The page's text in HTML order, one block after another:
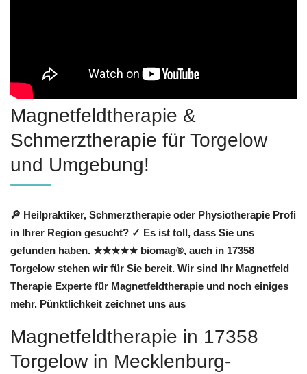
Magnetfeldtherapie &
Schmerztherapie für Torgelow
und Umgebung!
🔎 Heilpraktiker, Schmerztherapie oder Physiotherapie Profi
in Ihrer Region gesucht? ✓ Es ist toll, dass Sie uns
gefunden haben. ★★★★★ biomag®, auch in 17358
Torgelow stehen wir für Sie bereit. Wir sind Ihr Magnetfeld
Therapie Experte für Magnetfeldtherapie und noch einiges
mehr. Pünktlichkeit zeichnet uns aus
Magnetfeldtherapie in 17358
Torgelow in Mecklenburg-